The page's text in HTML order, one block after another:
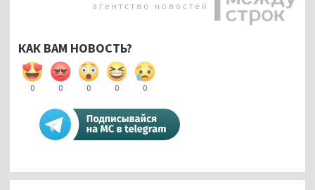
КАК ВАМ НОВОСТЬ?
0 0 0 0 0